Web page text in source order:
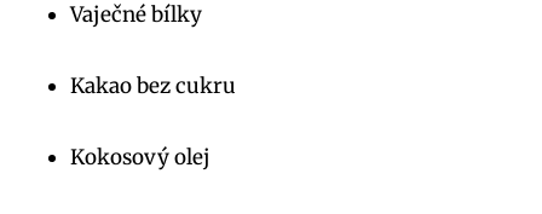
Vaječné ⁤bílky
Kakao bez cukru
Kokosový olej